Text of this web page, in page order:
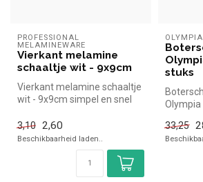
PROFESSIONAL
MELAMINEWARE
Vierkant melamine
schaaltje wit - 9x9cm
Vierkant melamine schaaltje
wit - 9x9cm simpel en snel
3,10 2,60
Beschikbaarheid laden..
OLYMPIA
stuks
voor...
33,25